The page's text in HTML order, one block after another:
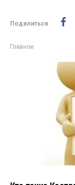
Поделиться
Главное